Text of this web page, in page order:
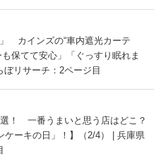
カインズの“車内遮光カーテ
保てて安心」「ぐっすり眠れま
リサーチ：2ページ目
！ 一番うまいと思う店はどこ？
ケーキの日」！】（2/4） | 兵庫県